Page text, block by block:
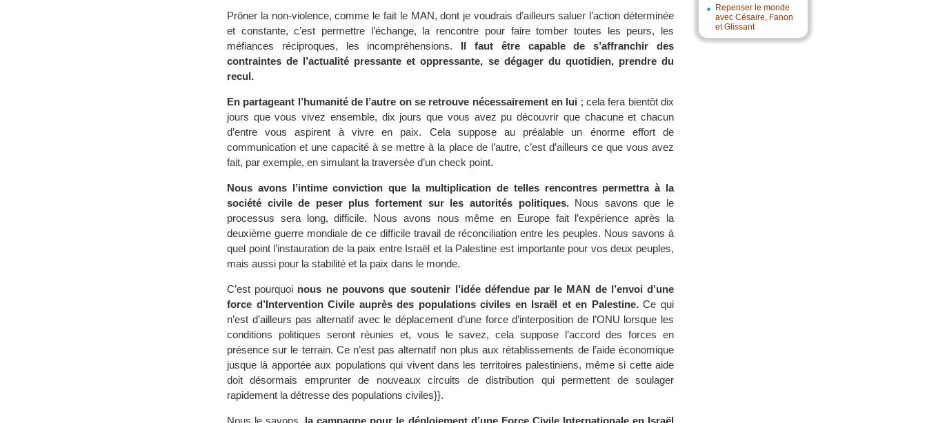
Repenser le monde
avec Césaire, Fanon
et Glissant
Prôner la non-violence, comme le fait le MAN, dont je voudrais d’ailleurs saluer l’action déterminée
et constante, c’est permettre l’échange, la rencontre pour faire tomber toutes les peurs, les
méfiances réciproques, les incompréhensions. Il faut être capable de s’affranchir des
contraintes de l’actualité pressante et oppressante, se dégager du quotidien, prendre du
recul.
En partageant l’humanité de l’autre on se retrouve nécessairement en lui ; cela fera bientôt dix
jours que vous vivez ensemble, dix jours que vous avez pu découvrir que chacune et chacun
d’entre vous aspirent à vivre en paix. Cela suppose au préalable un énorme effort de
communication et une capacité à se mettre à la place de l’autre, c’est d’ailleurs ce que vous avez
fait, par exemple, en simulant la traversée d’un check point.
Nous avons l’intime conviction que la multiplication de telles rencontres permettra à la
société civile de peser plus fortement sur les autorités politiques.Nous savons que le
processus sera long, difficile. Nous avons nous même en Europe fait l’expérience après la
deuxième guerre mondiale de ce difficile travail de réconciliation entre les peuples. Nous savons à
quel point l’instauration de la paix entre Israël et la Palestine est importante pour vos deux peuples,
mais aussi pour la stabilité et la paix dans le monde.
C’est pourquoi nous ne pouvons que soutenir l’idée défendue par le MAN de l’envoi d’une
force d’Intervention Civile auprès des populations civiles en Israël et en Palestine.Ce qui
n’est d’ailleurs pas alternatif avec le déplacement d’une force d’interposition de l’ONU lorsque les
conditions politiques seront réunies et, vous le savez, cela suppose l’accord des forces en
présence sur le terrain. Ce n’est pas alternatif non plus aux rétablissements de l’aide économique
jusque là apportée aux populations qui vivent dans les territoires palestiniens, même si cette aide
doit désormais emprunter de nouveaux circuits de distribution qui permettent de soulager
rapidement la détresse des populations civiles}}.
Nous le savons, la campagne pour le déploiement d’une Force Civile Internationale en Israël